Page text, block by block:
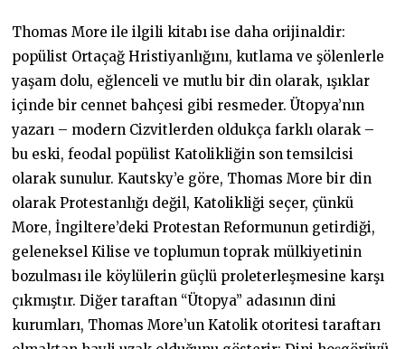
Thomas More ile ilgili kitabı ise daha orijinaldir:
popülist Ortaçağ Hristiyanlığını, kutlama ve şölenlerle
yaşam dolu, eğlenceli ve mutlu bir din olarak, ışıklar
içinde bir cennet bahçesi gibi resmeder. Ütopya’nın
yazarı – modern Cizvitlerden oldukça farklı olarak –
bu eski, feodal popülist Katolikliğin son temsilcisi
olarak sunulur. Kautsky’e göre, Thomas More bir din
olarak Protestanlığı değil, Katolikliği seçer, çünkü
More, İngiltere’deki Protestan Reformunun getirdiği,
geleneksel Kilise ve toplumun toprak mülkiyetinin
bozulması ile köylülerin güçlü proleterleşmesine karşı
çıkmıştır. Diğer taraftan “Ütopya” adasının dini
kurumları, Thomas More’un Katolik otoritesi taraftarı